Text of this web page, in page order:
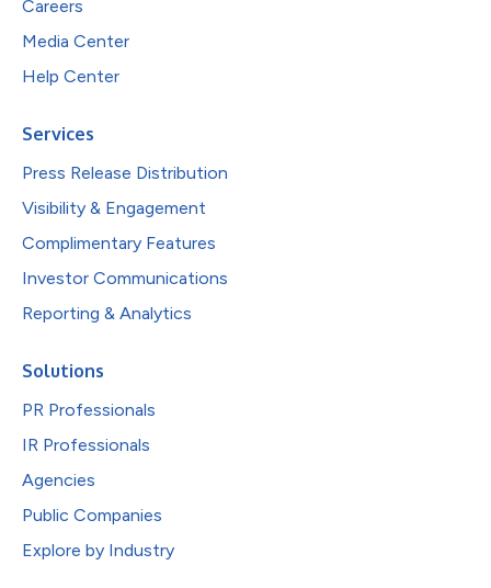
Careers
Media Center
Help Center
Services
Press Release Distribution
Visibility & Engagement
Complimentary Features
Investor Communications
Reporting & Analytics
Solutions
PR Professionals
IR Professionals
Agencies
Public Companies
Explore by Industry